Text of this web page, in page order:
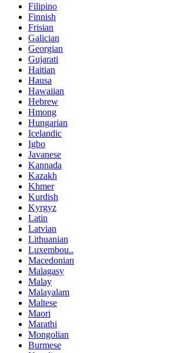
Filipino
Finnish
Frisian
Galician
Georgian
Gujarati
Haitian
Hausa
Hawaiian
Hebrew
Hmong
Hungarian
Icelandic
Igbo
Javanese
Kannada
Kazakh
Khmer
Kurdish
Kyrgyz
Latin
Latvian
Lithuanian
Luxembou..
Macedonian
Malagasy
Malay
Malayalam
Maltese
Maori
Marathi
Mongolian
Burmese